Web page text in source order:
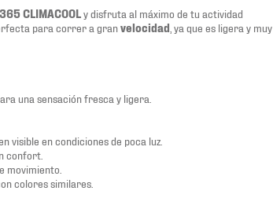
CLIMACOOL y disfruta al máximo de tu actividad
para correr a granvelocidad , ya que es ligera y muy
una sensación fresca y ligera.
visible en condiciones de poca luz.
confort.
movimiento.
colores similares.